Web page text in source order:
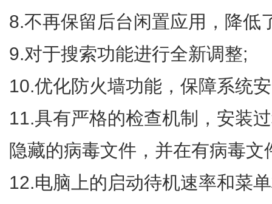
8.不再保留后台闲置应用，降低
9.对于搜索功能进行全新调整;
10.优化防火墙功能，保障系统
11.具有严格的检查机制，安装
隐藏的病毒文件，并在有病毒文
12.电脑上的启动待机速率和菜